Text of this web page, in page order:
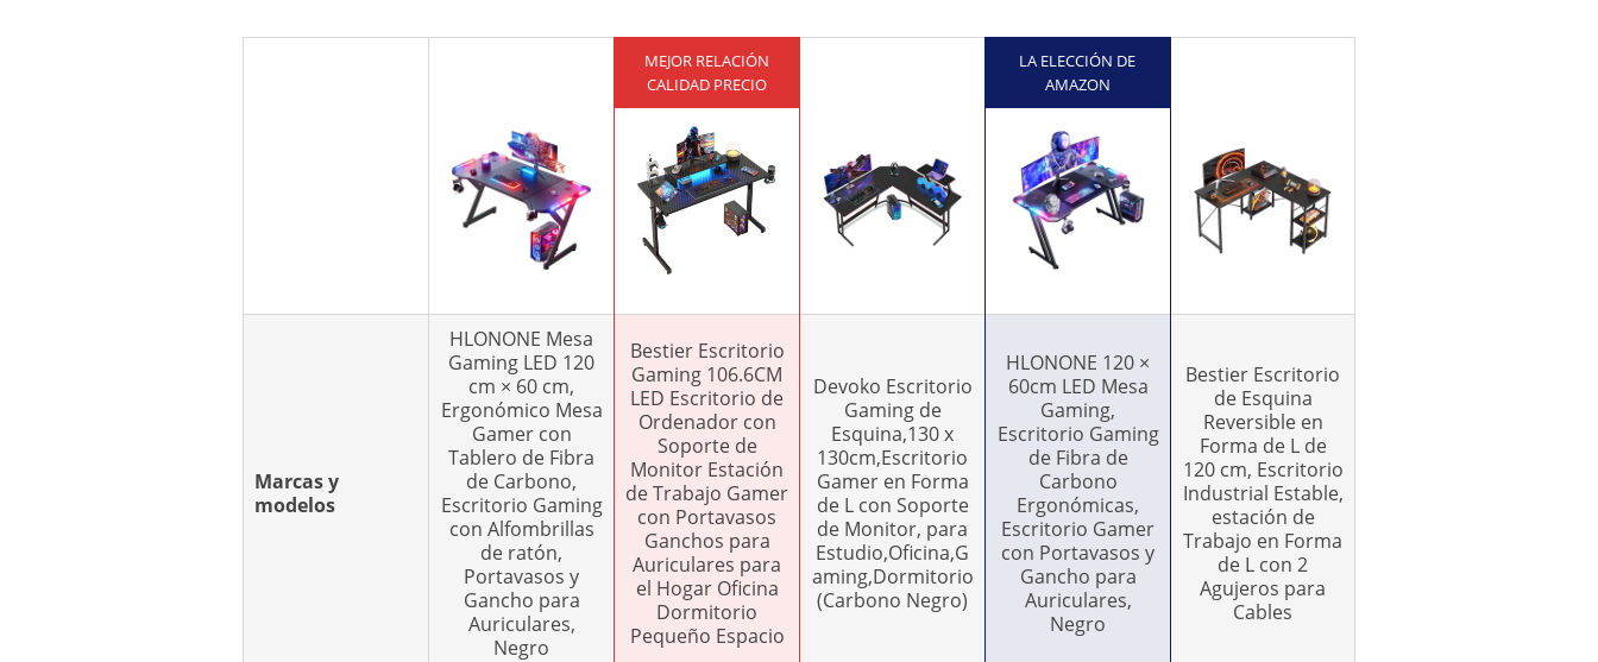
MEJOR RELACIÓN
CALIDAD PRECIO
LA ELECCIÓN DE
AMAZON
Marcas y
modelos
HLONONE Mesa
Gaming LED 120
cm × 60 cm,
Ergonómico Mesa
Gamer con
Tablero de Fibra
de Carbono,
Escritorio Gaming
con Alfombrillas
de ratón,
Portavasos y
Gancho para
Auriculares,
Negro
Bestier Escritorio
Gaming 106.6CM
LED Escritorio de
Ordenador con
Soporte de
Monitor Estación
de Trabajo Gamer
con Portavasos
Ganchos para
Auriculares para
el Hogar Oficina
Dormitorio
Pequeño Espacio
Devoko Escritorio
Gaming de
Esquina,130 x
130cm,Escritorio
Gamer en Forma
de L con Soporte
de Monitor, para
Estudio,Oficina,G
aming,Dormitorio
(Carbono Negro)
HLONONE 120 ×
60cm LED Mesa
Gaming,
Escritorio Gaming
de Fibra de
Carbono
Ergonómicas,
Escritorio Gamer
con Portavasos y
Gancho para
Auriculares,
Negro
Bestier Escritorio
de Esquina
Reversible en
Forma de L de
120 cm, Escritorio
Industrial Estable,
estación de
Trabajo en Forma
de L con 2
Agujeros para
Cables